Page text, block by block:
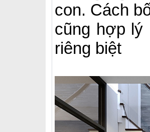
con. Cách
cũng hợp lý
riêng biệt